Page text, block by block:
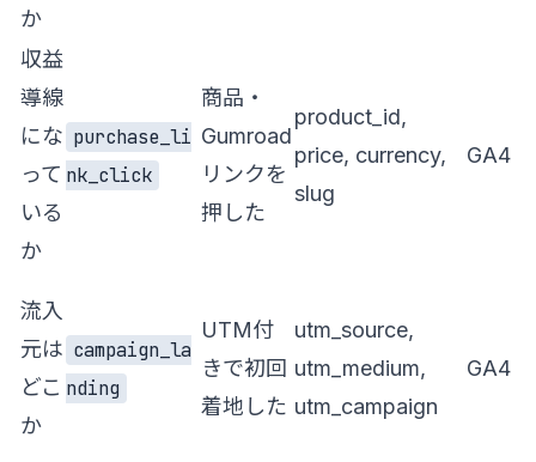
か
収益
導線
にな
って
いる
か
purchase_li
nk_click
商品・
Gumroad
リンクを
押した
product_id,
price, currency,
slug
GA4
流入
元は
どこ
か
campaign_la
nding
UTM付
きで初回
着地した
utm_source,
utm_medium,
utm_campaign
GA4